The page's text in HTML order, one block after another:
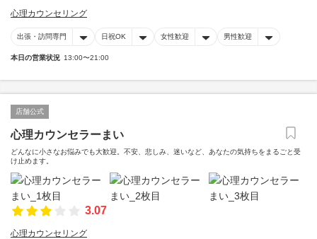
心理カウンセリング
出張・訪問専門 日祝OK 女性歓迎 男性歓迎
本日の営業状況 13:00〜21:00
店舗公式
心理カウンセラーまい
どんなに小さなお悩みでも大歓迎。不安、悲しみ、迷いなど、あなたの気持ちをまるごと受
け止めます。
3.07
心理カウンセリング